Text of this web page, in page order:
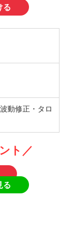
る
動修正・タロ
ト／
る